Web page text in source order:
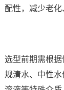
配性，减少老
选型前期需根
规清水、中性